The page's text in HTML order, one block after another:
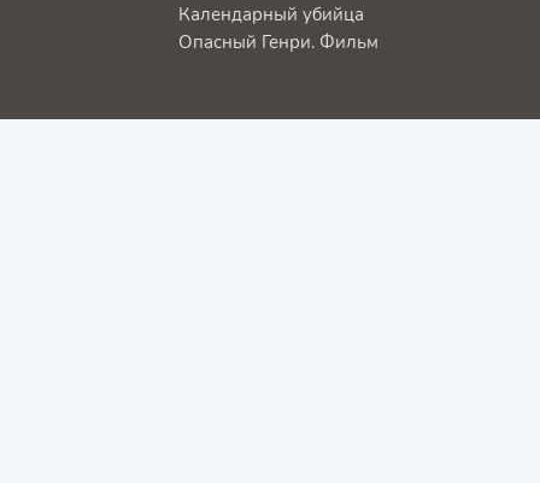
Календарный убийца
Опасный Генри. Фильм